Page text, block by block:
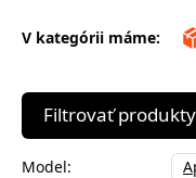
V kategórii máme:
Filtrovať produkty
Model: